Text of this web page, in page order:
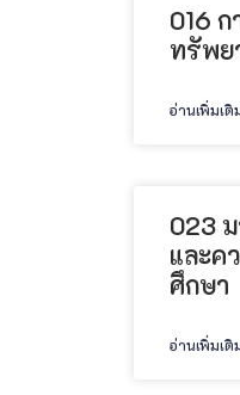
016
ทรัพย
อ่านเพิ่มเติ
023
และค
ศึกษา
อ่านเพิ่มเติ